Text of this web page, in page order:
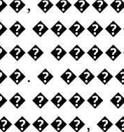
�
����